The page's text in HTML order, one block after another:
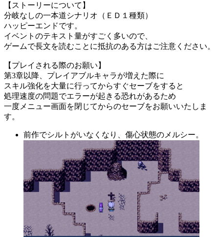
【ストーリーについて】
分岐なしの一本道シナリオ（ＥＤ１種類）
ハッピーエンドです。
イベントのテキスト量がすごく多いので、
ゲームで長文を読むことに抵抗のある方はご注意ください。
【プレイされる際のお願い】
第3章以降、プレイアブルキャラが増えた際に
スキル強化を大量に行ってからすぐセーブをすると
処理速度の問題でエラーが起きる恐れがあるため
一度メニュー画面を閉じてからのセーブをお願いいたしま
す。
前作でシルトがいなくなり、傷心状態のメルシー。